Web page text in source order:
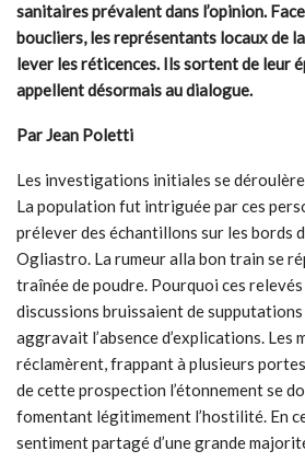
sanitaires prévalent dans l’opinion.
boucliers, les représentants locaux de
lever les réticences. Ils sortent de leur
appellent désormais au dialogue.
Par Jean Poletti
Les investigations initiales se
La population fut intriguée par ces
prélever des échantillons sur les bords
Ogliastro. La rumeur alla bon train se
traînée de poudre. Pourquoi ces relevés
discussions bruissaient de
aggravait l’absence d’explications. Les
réclamèrent, frappant à plusieurs
de cette prospection l’étonnement se
fomentant légitimement l’hostilité. En
sentiment partagé d’une grande